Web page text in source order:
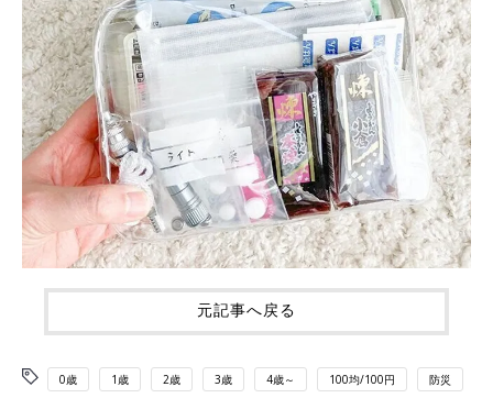
元記事へ戻る
0歳 1歳 2歳 3歳 4歳～ 100均/100円 防災